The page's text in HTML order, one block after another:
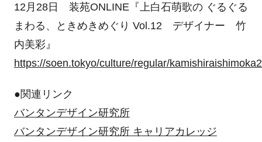
12月28日 装苑ONLINE『上白石萌歌の ぐるぐる
まわる、ときめきめぐり Vol.12 デザイナー 竹
内美彩』
https://soen.tokyo/culture/regular/
●関連リンク
バンタンデザイン研究所
バンタンデザイン研究所 キャリアカレッジ